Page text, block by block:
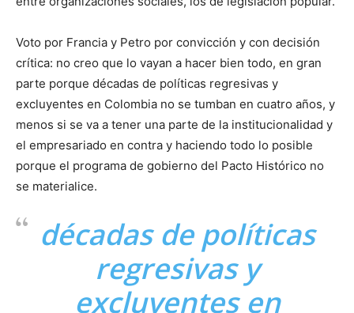
Voto por Francia y Petro por convicción y con decisión
crítica: no creo que lo vayan a hacer bien todo, en gran
parte porque décadas de políticas regresivas y
excluyentes en Colombia no se tumban en cuatro años, y
menos si se va a tener una parte de la institucionalidad y
el empresariado en contra y haciendo todo lo posible
porque el programa de gobierno del Pacto Histórico no
se materialice.
décadas de políticas
regresivas y
excluyentes en